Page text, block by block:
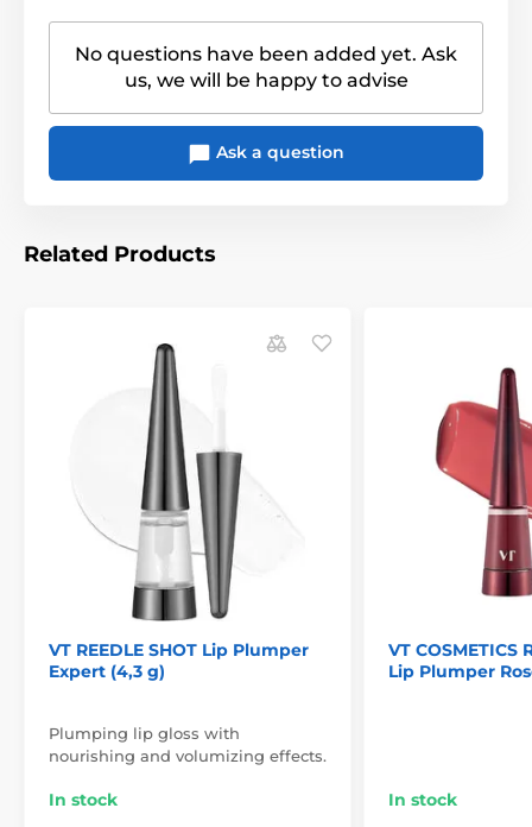
No questions have been added yet. Ask
us, we will be happy to advise
Ask a question
Related Products
VT REEDLE SHOT Lip Plumper
Expert (4,3 g)
Plumping lip gloss with
nourishing and volumizing effects.
In stock
VT COSMETICS
Lip Plumper
In stock